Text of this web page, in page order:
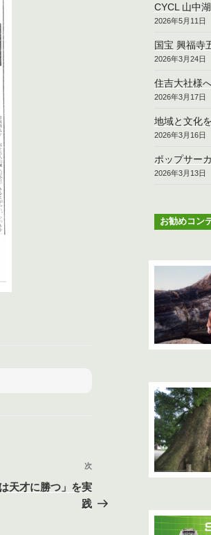
次
の
投
次
天才に勝つ」を実
践
CYCL 山中
2026年5月11日
国宝 興福寺
2026年3月24日
住吉大社様
2026年3月17日
地域と文化
2026年3月16日
ポップサー
2026年3月13日
お勧めコン